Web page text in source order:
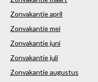
Zonvakantie april
Zonvakantie mei
Zonvakantie juni
Zonvakantie juli
Zonvakantie augustus